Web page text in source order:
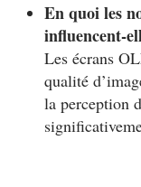
En quoi les
influencent-
Les écrans
qualité
la perception